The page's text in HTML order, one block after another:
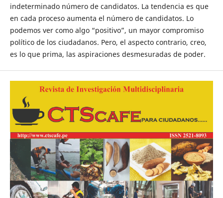
indeterminado número de candidatos. La tendencia es que
en cada proceso aumenta el número de candidatos. Lo
podemos ver como algo “positivo”, un mayor compromiso
político de los ciudadanos. Pero, el aspecto contrario, creo,
es lo que prima, las aspiraciones desmesuradas de poder.